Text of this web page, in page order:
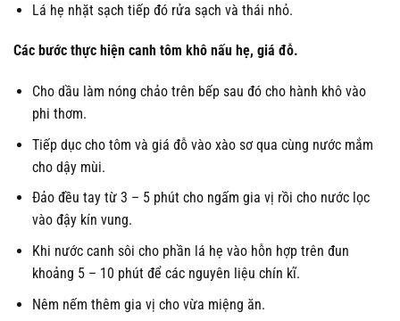
Lá hẹ nhặt sạch tiếp đó rửa sạch và thái nhỏ.
Các bước thực hiện canh tôm khô nấu hẹ, giá đỗ.
Cho dầu làm nóng chảo trên bếp sau đó cho hành khô vào
phi thơm.
Tiếp dục cho tôm và giá đỗ vào xào sơ qua cùng nước mắm
cho dậy mùi.
Đảo đều tay từ 3 – 5 phút cho ngấm gia vị rồi cho nước lọc
vào đậy kín vung.
Khi nước canh sôi cho phần lá hẹ vào hỗn hợp trên đun
khoảng 5 – 10 phút để các nguyên liệu chín kĩ.
Nêm nếm thêm gia vị cho vừa miệng ăn.